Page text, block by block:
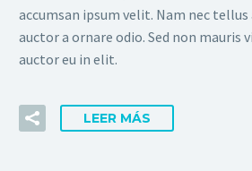
accumsan ipsum velit. Nam nec
auctor a ornare odio. Sed non mauris
auctor eu in elit.
LEER MÁS